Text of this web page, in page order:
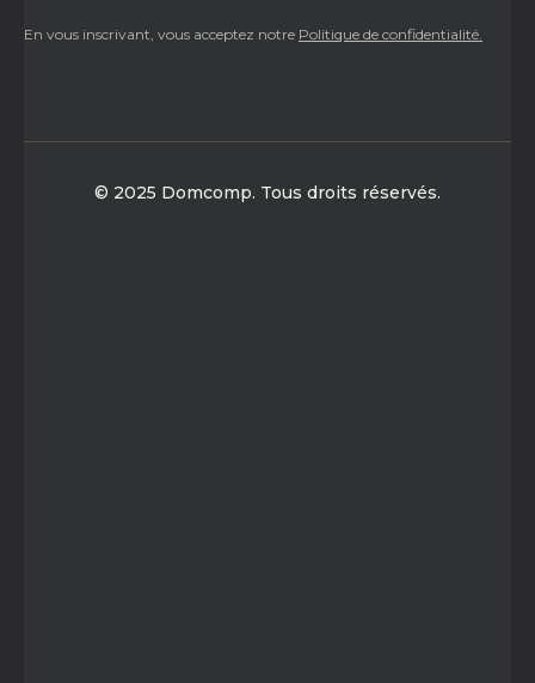
En vous inscrivant, vous acceptez notre Politique de confidentialité.
© 2025 Domcomp. Tous droits réservés.